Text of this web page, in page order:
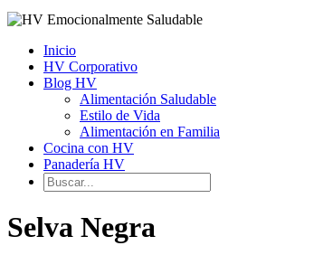
Inicio
HV Corporativo
Blog HV
Alimentación Saludable
Estilo de Vida
Alimentación en Familia
Cocina con HV
Panadería HV
Selva Negra